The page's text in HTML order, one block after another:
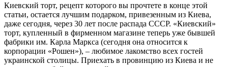
Киевский торт, рецепт которого вы прочтете в конце этой
статьи, остается лучшим подарком, привезенным из Киева,
даже сегодня, через 30 лет после распада СССР. «Киевский»
торт, купленный в фирменном магазине теперь уже бывшей
фабрики им. Карла Маркса (сегодня она относится к
корпорации «Рошен»), – любимое лакомство всех гостей
украинской столицы. Приехать в провинцию из Киева и не